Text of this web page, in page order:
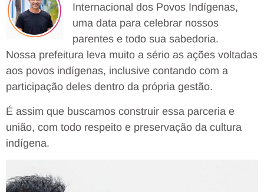
Internacional dos Povos Indígenas,
uma data para celebrar nossos
parentes e todo sua sabedoria.
Nossa prefeitura leva muito a sério as ações voltadas
aos povos indígenas, inclusive contando com a
participação deles dentro da própria gestão.
É assim que buscamos construir essa parceria e
união, com todo respeito e preservação da cultura
indígena.